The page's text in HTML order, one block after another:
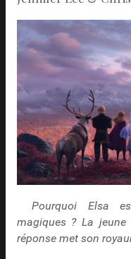
Pourquoi Elsa
magiques ? La jeune
réponse met son